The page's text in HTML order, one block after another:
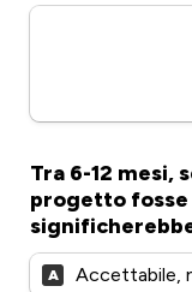
Tra 6-12 mesi,
progetto fosse
A Accettabile,